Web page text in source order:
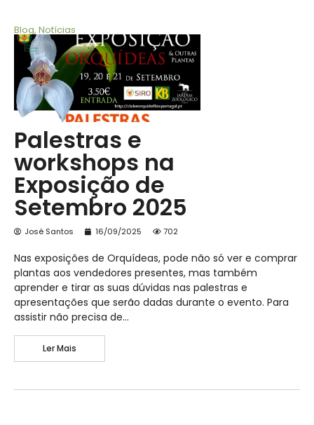
Blog, Notícias
Palestras e
workshops na
Exposição de
Setembro 2025
José Santos 16/09/2025 702
Nas exposições de Orquídeas, pode não só ver e comprar
plantas aos vendedores presentes, mas também
aprender e tirar as suas dúvidas nas palestras e
apresentações que serão dadas durante o evento. Para
assistir não precisa de…
Ler Mais